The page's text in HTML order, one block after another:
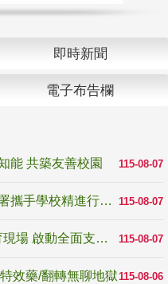
即時新聞
電子布告欄
115-08-07
能 共築友善校園
115-08-07
強化學習歷程檔案推動效能 國教署攜手學校精進行政與教學支持
115-08-07
迎接115學年度新進教師加入教育現場 啟動全面支持陪伴
115-08-06
效藥/翻轉無聊地獄